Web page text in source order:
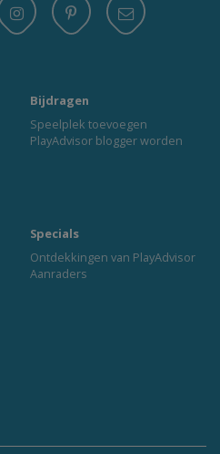
Bijdragen
Speelplek toevoegen
PlayAdvisor blogger worden
Specials
Ontdekkingen van PlayAdvisor
Aanraders